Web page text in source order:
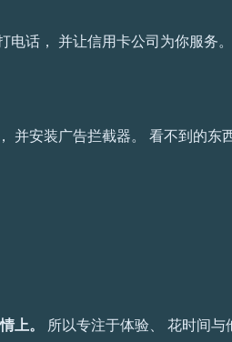
电话， 并让信用卡公司为你服务。
并安装广告拦截器。 看不到的东
上。
所以专注于体验、 花时间与